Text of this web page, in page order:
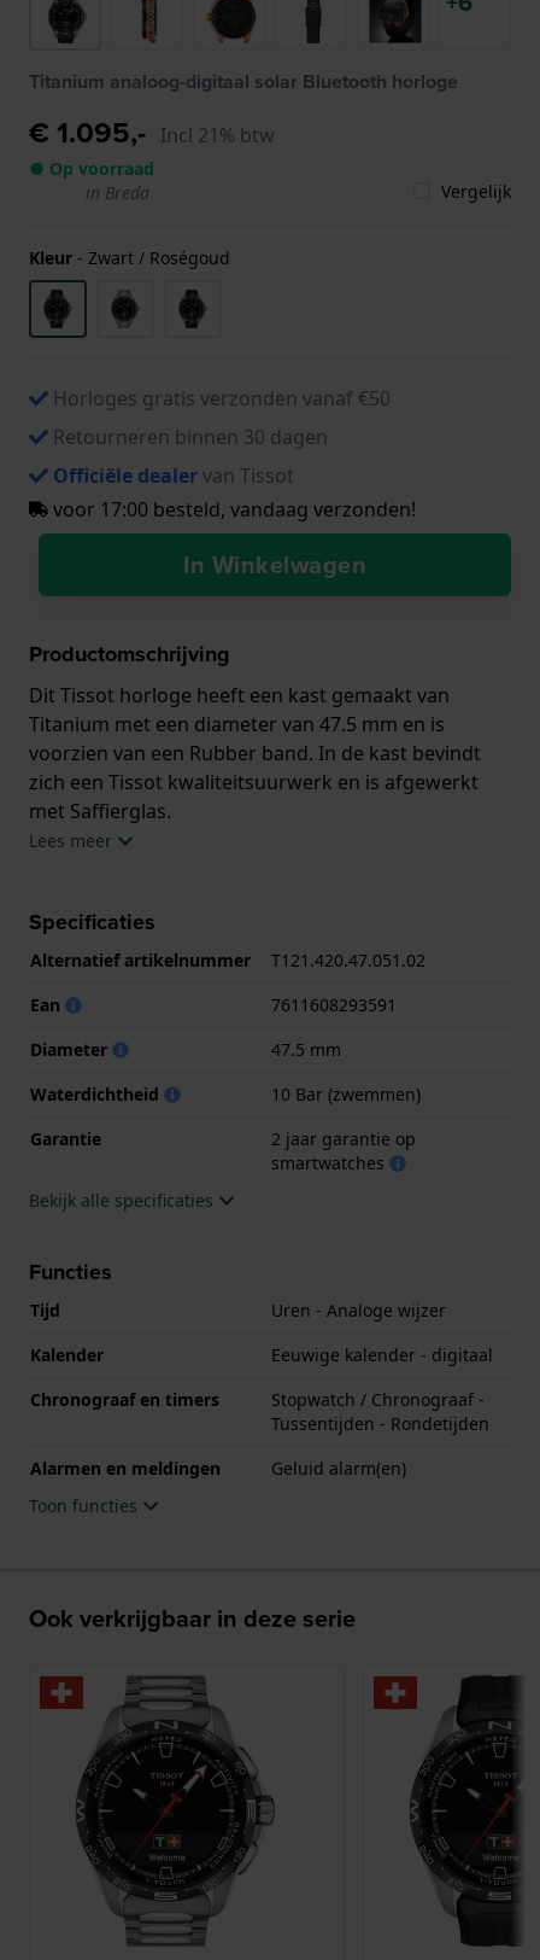
Titanium analoog-digitaal solar Bluetooth horloge
€ 1.095,- Incl 21% btw
● Op voorraad
in Breda
Vergelijk
Kleur - Zwart / Roségoud
Horloges gratis verzonden vanaf €50
Retourneren binnen 30 dagen
Officiële dealervan Tissot
voor 17:00 besteld, vandaag verzonden!
In Winkelwagen
Productomschrijving
Dit Tissot horloge heeft een kast gemaakt van
Titanium met een diameter van 47.5 mm en is
voorzien van een Rubber band. In de kast bevindt
zich een Tissot kwaliteitsuurwerk en is afgewerkt
met Saffierglas.
horloge geleverd met
2 jaar garantie op smartwatches
Lees meer
Specificaties
Alternatief artikelnummer
T121.420.47.051.02
Ean
7611608293591
Diameter
47.5 mm
Waterdichtheid
10 Bar (zwemmen)
Garantie
2 jaar garantie op
smartwatches
Bekijk alle specificaties
Functies
Tijd
Uren - Analoge wijzer
Kalender
Eeuwige kalender - digitaal
Chronograaf en timers
Stopwatch / Chronograaf -
Tussentijden - Rondetijden
Alarmen en meldingen
Geluid alarm(en)
Toon functies
Ook verkrijgbaar in deze serie